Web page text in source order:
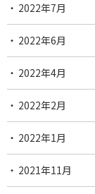
2022年7月
2022年6月
2022年4月
2022年2月
2022年1月
2021年11月